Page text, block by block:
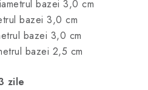
bazei 3,0 cm
bazei 3,0 cm
bazei 3,0 cm
bazei 2,5 cm
zile